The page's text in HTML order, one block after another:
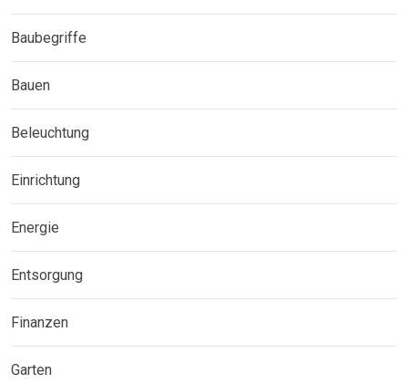
Baubegriffe
Bauen
Beleuchtung
Einrichtung
Energie
Entsorgung
Finanzen
Garten